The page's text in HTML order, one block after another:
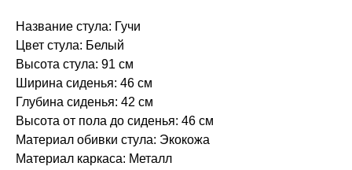
Название стула: Гучи
Цвет стула: Белый
Высота стула: 91 см
Ширина сиденья: 46 см
Глубина сиденья: 42 см
Высота от пола до сиденья: 46 см
Материал обивки стула: Экокожа
Материал каркаса: Металл